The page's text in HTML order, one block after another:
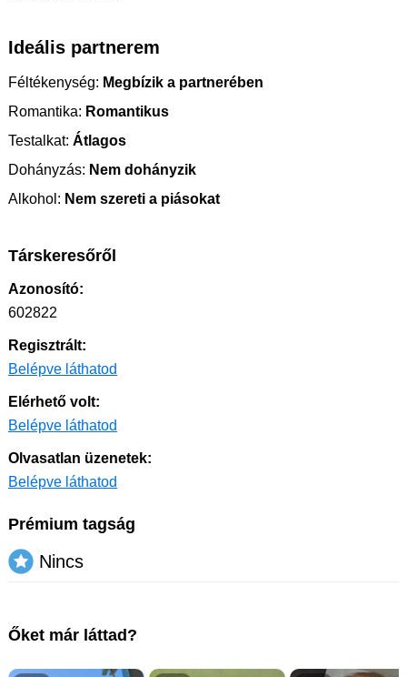
Ideális partnerem
Féltékenység: Megbízik a partnerében
Romantika: Romantikus
Testalkat: Átlagos
Dohányzás: Nem dohányzik
Alkohol: Nem szereti a piásokat
Társkeresőről
Azonosító:
602822
Regisztrált:
Belépve láthatod
Elérhető volt:
Belépve láthatod
Olvasatlan üzenetek:
Belépve láthatod
Prémium tagság
Nincs
Őket már láttad?